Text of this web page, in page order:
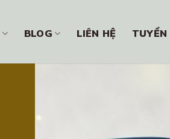
BLOG LIÊN HỆ